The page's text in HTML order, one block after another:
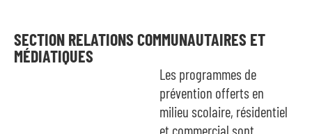
SECTION RELATIONS COMMUNAUTAIRES ET
MÉDIATIQUES
Les programmes de
prévention offerts en
milieu scolaire, résidentiel
et commercial sont